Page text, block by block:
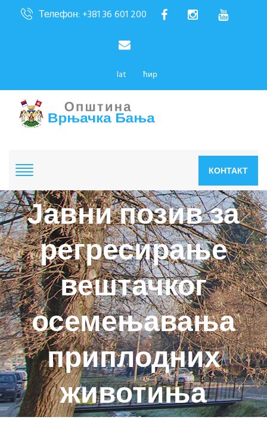
Телефон: +381 36 601 200
lat ћир
КОНТАКТ
Јавни позив за
регресирање
вештачког
осемењавања
приплодних
животиња